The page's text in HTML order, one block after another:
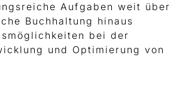
Aufgaben weit über
Buchhaltung hinaus
bei der
und Optimierung von